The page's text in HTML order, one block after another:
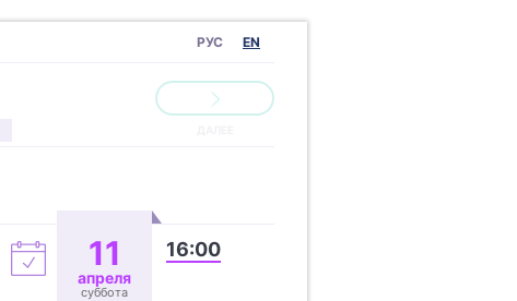
РУС EN
11
апреля
суббота
16:00